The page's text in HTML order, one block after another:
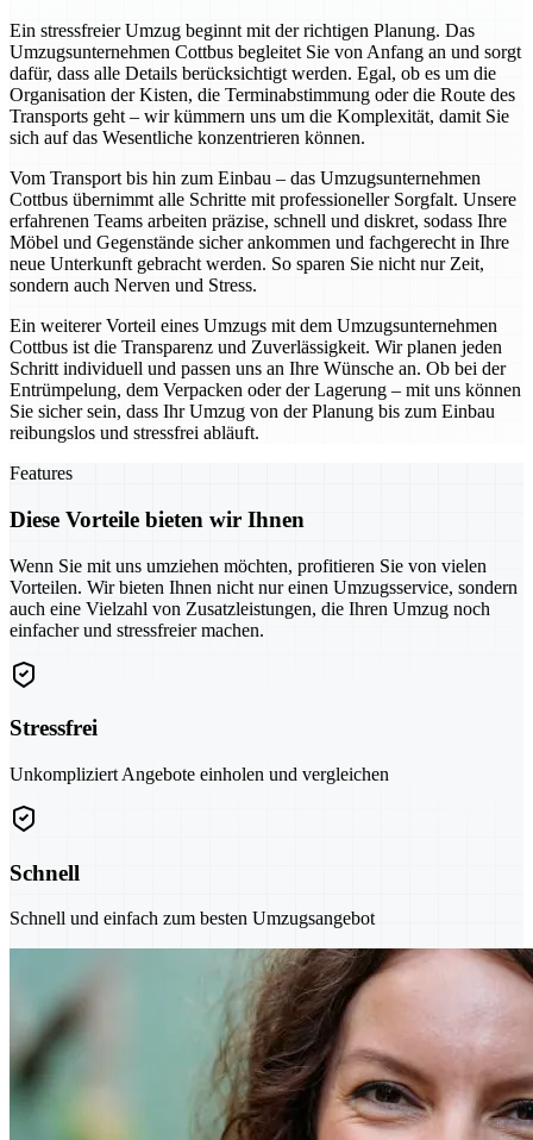
Ein stressfreier Umzug beginnt mit der richtigen Planung. Das
Umzugsunternehmen Cottbus begleitet Sie von Anfang an und sorgt
dafür, dass alle Details berücksichtigt werden. Egal, ob es um die
Organisation der Kisten, die Terminabstimmung oder die Route des
Transports geht – wir kümmern uns um die Komplexität, damit Sie
sich auf das Wesentliche konzentrieren können.
Vom Transport bis hin zum Einbau – das Umzugsunternehmen
Cottbus übernimmt alle Schritte mit professioneller Sorgfalt. Unsere
erfahrenen Teams arbeiten präzise, schnell und diskret, sodass Ihre
Möbel und Gegenstände sicher ankommen und fachgerecht in Ihre
neue Unterkunft gebracht werden. So sparen Sie nicht nur Zeit,
sondern auch Nerven und Stress.
Ein weiterer Vorteil eines Umzugs mit dem Umzugsunternehmen
Cottbus ist die Transparenz und Zuverlässigkeit. Wir planen jeden
Schritt individuell und passen uns an Ihre Wünsche an. Ob bei der
Entrümpelung, dem Verpacken oder der Lagerung – mit uns können
Sie sicher sein, dass Ihr Umzug von der Planung bis zum Einbau
reibungslos und stressfrei abläuft.
Features
Diese Vorteile bieten wir Ihnen
Wenn Sie mit uns umziehen möchten, profitieren Sie von vielen
Vorteilen. Wir bieten Ihnen nicht nur einen Umzugsservice, sondern
auch eine Vielzahl von Zusatzleistungen, die Ihren Umzug noch
einfacher und stressfreier machen.
Stressfrei
Unkompliziert Angebote einholen und vergleichen
Schnell
Schnell und einfach zum besten Umzugsangebot